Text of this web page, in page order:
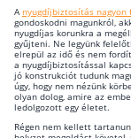
Anyugdíjbiztosítás
gondoskodni magunkról,
nyugdíjas korunkra a
gyűjteni. Ne legyünk
elrepül az idő és nem
a nyugdíjbiztosítással
jó konstrukciót tudunk
úgy, hogy nem nézünk
olyan dolog, amire az
ledolgozott egy életet.
Régen nem kellett